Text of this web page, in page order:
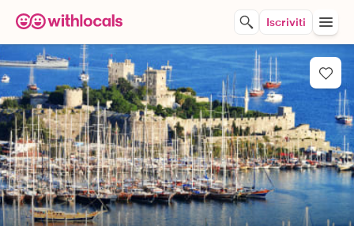
Iscriviti